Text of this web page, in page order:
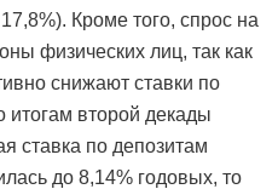
Кроме того, спрос на
физических лиц, так как
снижают ставки по
второй декады
ставка по депозитам
до 8,14% годовых, то